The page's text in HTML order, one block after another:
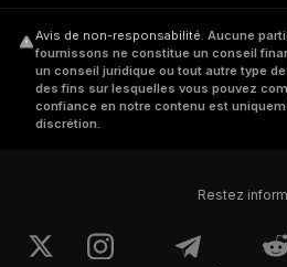
Avis de non-responsabilité. Aucune
fournissons ne constitue un conseil
un conseil juridique ou tout autre type
des fins sur lesquelles vous pouvez
confiance en notre contenu est
discrétion.
Restez